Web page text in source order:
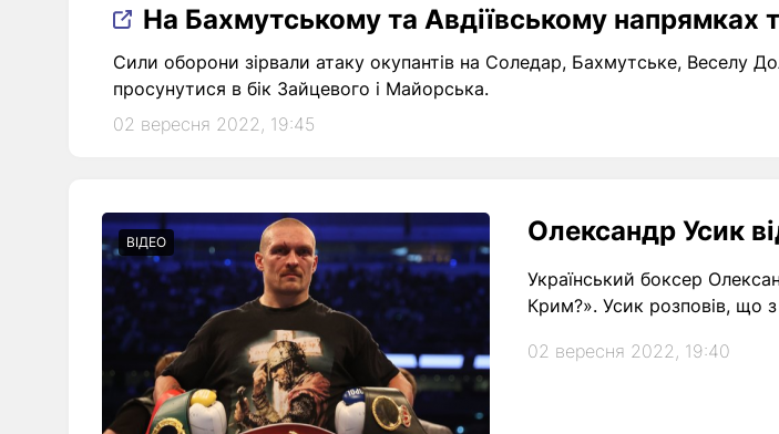
На Бахмутському та Авдіївському напрямках
Сили оборони зірвали атаку окупантів на Соледар, Бахмутське, Веселу
просунутися в бік Зайцевого і Майорська.
02 вересня 2022, 19:45
ВІДЕО Олександр Усик
Український боксер
Крим?». Усик розповів, що
02 вересня 2022, 19:40